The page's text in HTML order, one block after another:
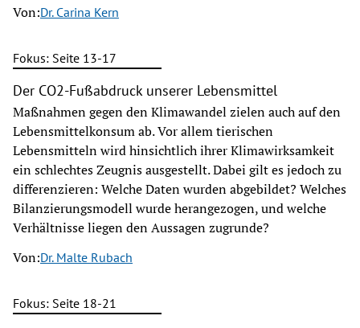
Von:Dr. Carina Kern
Fokus: Seite 13-17
Der CO2-Fußabdruck unserer Lebensmittel
Maßnahmen gegen den Klimawandel zielen auch auf den
Lebensmittelkonsum ab. Vor allem tierischen
Lebensmitteln wird hinsichtlich ihrer Klimawirksamkeit
ein schlechtes Zeugnis ausgestellt. Dabei gilt es jedoch zu
differenzieren: Welche Daten wurden abgebildet? Welches
Bilanzierungsmodell wurde herangezogen, und welche
Verhältnisse liegen den Aussagen zugrunde?
Von:Dr. Malte Rubach
Fokus: Seite 18-21